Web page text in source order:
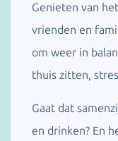
Genieten van
vrienden en
om weer in
thuis zitten,
Gaat dat
en drinken? En